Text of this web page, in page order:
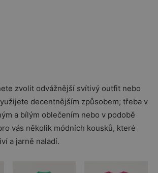
zvolit odvážnější svítivý outfit nebo
decentnějším způsobem; třeba v
a bílým oblečením nebo v podobě
vás několik módních kousků, které
a jarně naladí.